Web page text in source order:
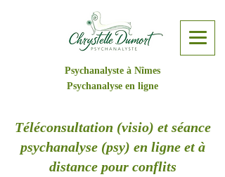
Psychanalyste à Nîmes
Psychanalyse en ligne
Téléconsultation (visio) et séance
psychanalyse (psy) en ligne et à
distance pour conflits